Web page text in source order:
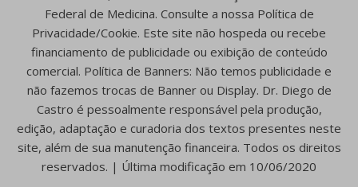
Federal de Medicina. Consulte a nossa Política de
Privacidade/Cookie. Este site não hospeda ou recebe
financiamento de publicidade ou exibição de conteúdo
comercial. Política de Banners: Não temos publicidade e
não fazemos trocas de Banner ou Display. Dr. Diego de
Castro é pessoalmente responsável pela produção,
edição, adaptação e curadoria dos textos presentes neste
site, além de sua manutenção financeira. Todos os direitos
reservados. | Última modificação em 10/06/2020